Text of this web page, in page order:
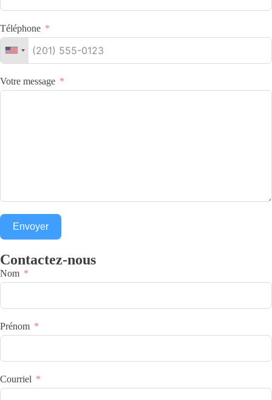
Téléphone
Votre message
Envoyer
Contactez-nous
Nom
Prénom
Courriel